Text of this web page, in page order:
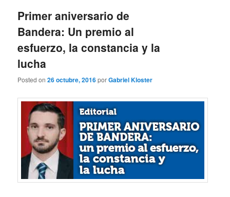
Primer aniversario de
Bandera: Un premio al
esfuerzo, la constancia y la
lucha
Posted on26 octubre, 2016porGabriel Kloster